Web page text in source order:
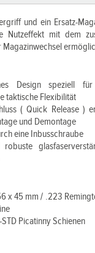
und ein Ersatz-
Nutzeffekt mit dem
Magazinwechsel
Design speziell
taktische Flexibilität
( Quick Release )
und Demontage
eine Inbusschraube
x 45 mm / .223
Picatinny Schienen